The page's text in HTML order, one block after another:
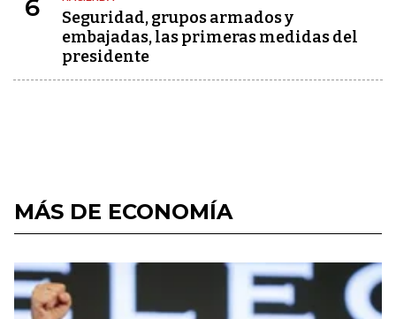
6
Seguridad, grupos armados y
embajadas, las primeras medidas del
presidente
MÁS DE ECONOMÍA